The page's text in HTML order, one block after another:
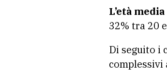
L’età
32% tra 20
Di seguito i
complessivi